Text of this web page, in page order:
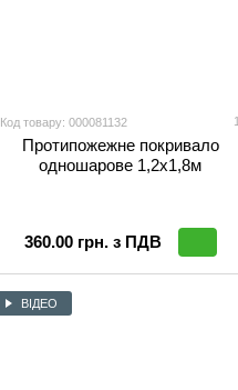
Код товару: 000081132 1
Протипожежне покривало
одношарове 1,2х1,8м
360.00 грн. з ПДВ
ВІДЕО